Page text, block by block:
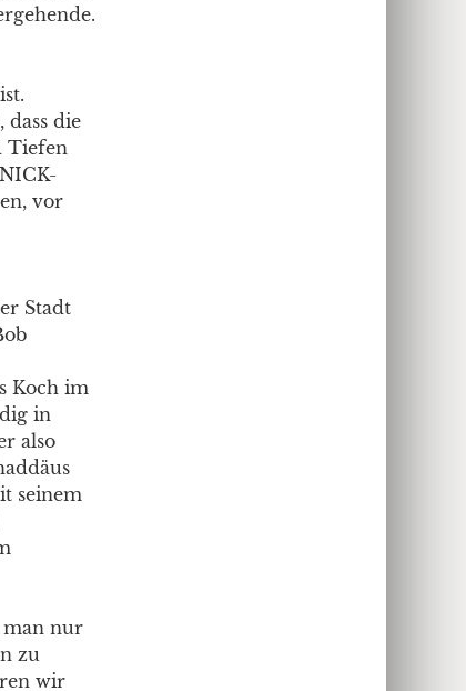
die
Tiefen
vor
Stadt
Koch im
in
also
seinem
man nur
zu
wir